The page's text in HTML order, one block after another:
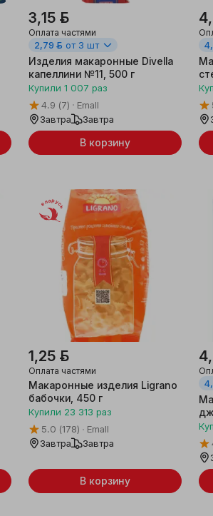
3,15 ƃ
Оплата частями
2,79 ƃ от 3 шт
Изделия макаронные Divella
капеллини №11, 500 г
Купили1 007 раз
4.9 (7)
Emall
Завтра
Завтра
В корзину
Беларусь
1,25 ƃ
Оплата частями
Макаронные изделия Ligrano
бабочки, 450 г
Купили 23 313 раз
5.0 (178)
Emall
Завтра
Завтра
В корзину